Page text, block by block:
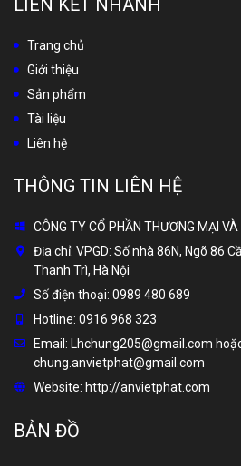
LIÊN KẾT NHANH
Trang chủ
Giới thiệu
Sản phẩm
Tài liệu
Liên hệ
THÔNG TIN LIÊN HỆ
CÔNG TY CỔ PHẦN THƯƠNG MẠI
Địa chỉ: VPGD: Số nhà 86N, Ngõ 86
Thanh Trì, Hà Nội
Số điện thoại: 0989 480 689
Hotline: 0916 968 323
Email: Lhchung205@gmail.com
chung.anvietphat@gmail.com
Website: http://anvietphat.com
BẢN ĐỒ